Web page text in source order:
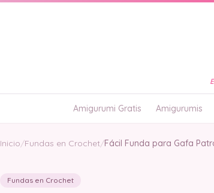
Amigurumi Gratis Amigurumis
Inicio/Fundas en Crochet/Fácil Funda para Gafa
Fundas en Crochet